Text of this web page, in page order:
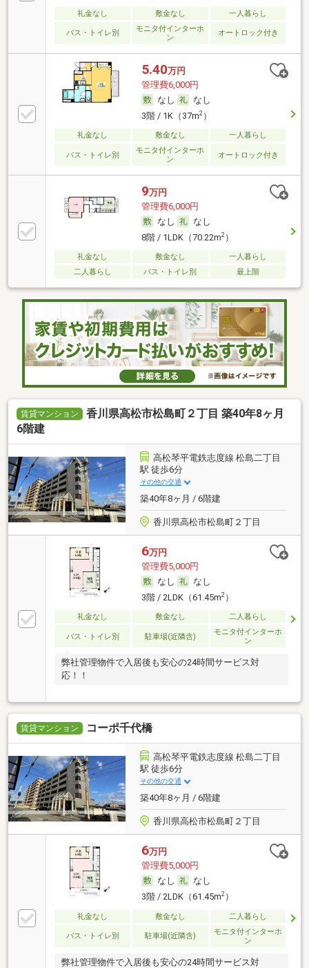
礼金なし 敷金なし 一人暮らし
バス・トイレ別
モニタ付インターホ
ン
オートロック付き
5.40万円
管理費6,000円
なし
なし
3階 / 1K（37m2）
礼金なし 敷金なし 一人暮らし
バス・トイレ別
モニタ付インターホ
ン
オートロック付き
9万円
管理費6,000円
なし
なし
8階 / 1LDK（70.22m2）
礼金なし 敷金なし
一人暮らし
二人暮らし
バス・トイレ別 最上階
賃貸マンション
香川県高松市松島町２丁目 築40年8ヶ月
6階建
高松琴平電鉄志度線 松島二丁目
駅 徒歩6分
その他の交通
築40年8ヶ月 / 6階建
香川県高松市松島町２丁目
6万円
管理費5,000円
なし
なし
3階 / 2LDK（61.45m2）
礼金なし 敷金なし 二人暮らし
バス・トイレ別 駐車場(近隣含)
モニタ付インターホ
ン
弊社管理物件で入居後も安心の24時間サービス対
応！！
賃貸マンション コーポ千代橋
高松琴平電鉄志度線 松島二丁目
駅 徒歩6分
その他の交通
築40年8ヶ月 / 6階建
香川県高松市松島町２丁目
6万円
管理費5,000円
なし
なし
3階 / 2LDK（61.45m2）
礼金なし 敷金なし 二人暮らし
バス・トイレ別 駐車場(近隣含)
モニタ付インターホ
ン
弊社管理物件で入居後も安心の24時間サービス対